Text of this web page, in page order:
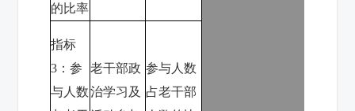
的比率
指标
3 ：参
与人数
老干部政
治学习及
参与人数
占老干部